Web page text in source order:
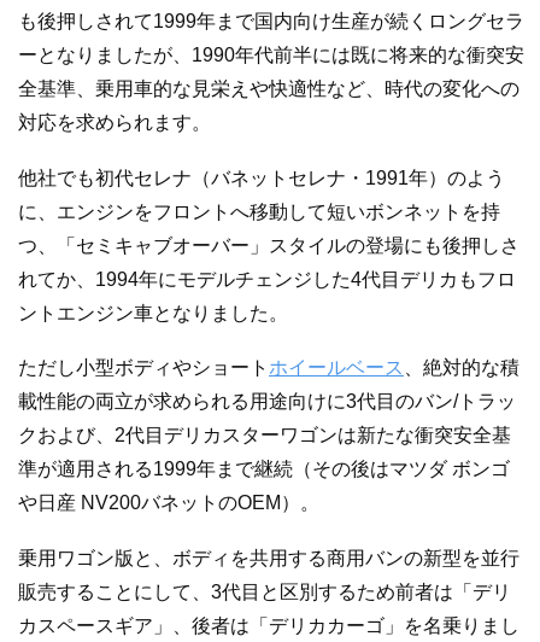
も後押しされて1999年まで国内向け生産が続くロングセラ
ーとなりましたが、1990年代前半には既に将来的な衝突安
全基準、乗用車的な見栄えや快適性など、時代の変化への
対応を求められます。
他社でも初代セレナ（バネットセレナ・1991年）のよう
に、エンジンをフロントへ移動して短いボンネットを持
つ、「セミキャブオーバー」スタイルの登場にも後押しさ
れてか、1994年にモデルチェンジした4代目デリカもフロ
ントエンジン車となりました。
ただし小型ボディやショート ホイールベース
、絶対的な積
載性能の両立が求められる用途向けに3代目のバン/トラッ
クおよび、2代目デリカスターワゴンは新たな衝突安全基
準が適用される1999年まで継続（その後はマツダ ボンゴ
や日産 NV200バネットのOEM）。
乗用ワゴン版と、ボディを共用する商用バンの新型を並行
販売することにして、3代目と区別するため前者は「デリ
カスペースギア」、後者は「デリカカーゴ」を名乗りまし